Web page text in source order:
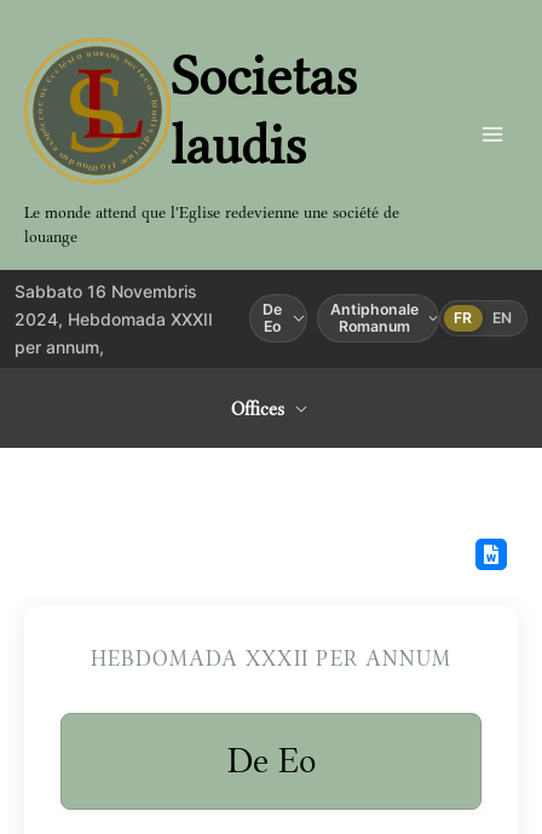
contenu
Societas
laudis
Le monde attend que l'Eglise redevienne une société de
louange
Sabbato 16 Novembris
2024, Hebdomada XXXII
per annum,
De
Eo
Antiphonale
Romanum
FR EN
Offices
HEBDOMADA XXXII PER ANNUM
De Eo